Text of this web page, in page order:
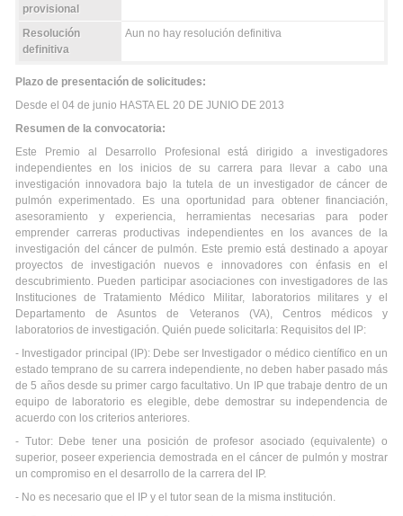
provisional
Resolución
definitiva
Aun no hay resolución definitiva
Plazo de presentación de solicitudes:
Desde el 04 de junio HASTA EL 20 DE JUNIO DE 2013
Resumen de la convocatoria:
Este Premio al Desarrollo Profesional está dirigido a investigadores
independientes en los inicios de su carrera para llevar a cabo una
investigación innovadora bajo la tutela de un investigador de cáncer de
pulmón experimentado. Es una oportunidad para obtener financiación,
asesoramiento y experiencia, herramientas necesarias para poder
emprender carreras productivas independientes en los avances de la
investigación del cáncer de pulmón. Este premio está destinado a apoyar
proyectos de investigación nuevos e innovadores con énfasis en el
descubrimiento. Pueden participar asociaciones con investigadores de las
Instituciones de Tratamiento Médico Militar, laboratorios militares y el
Departamento de Asuntos de Veteranos (VA), Centros médicos y
laboratorios de investigación. Quién puede solicitarla: Requisitos del IP:
- Investigador principal (IP): Debe ser Investigador o médico científico en un
estado temprano de su carrera independiente, no deben haber pasado más
de 5 años desde su primer cargo facultativo. Un IP que trabaje dentro de un
equipo de laboratorio es elegible, debe demostrar su independencia de
acuerdo con los criterios anteriores.
- Tutor: Debe tener una posición de profesor asociado (equivalente) o
superior, poseer experiencia demostrada en el cáncer de pulmón y mostrar
un compromiso en el desarrollo de la carrera del IP.
- No es necesario que el IP y el tutor sean de la misma institución.